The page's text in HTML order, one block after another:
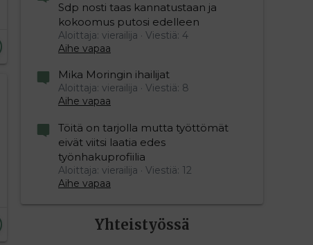
Sdp nosti taas kannatustaan ja
kokoomus putosi edelleen
Aloittaja: vierailija
Viestiä: 4
Aihe vapaa
Mika Moringin ihailijat
Aloittaja: vierailija
Viestiä: 8
Aihe vapaa
Töitä on tarjolla mutta työttömät
eivät viitsi laatia edes
työnhakuprofiilia
Aloittaja: vierailija
Viestiä: 12
Aihe vapaa
Yhteistyössä